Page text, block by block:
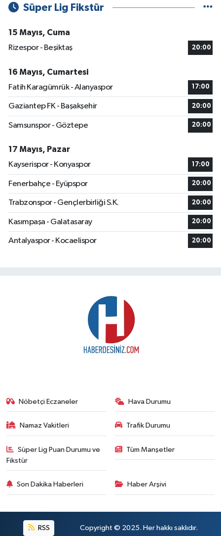
Süper Lig Fikstür
15 Mayıs, Cuma
Rizespor - Beşiktaş
20:00
16 Mayıs, Cumartesi
Fatih Karagümrük - Alanyaspor
17:00
Gaziantep FK - Başakşehir 20:00
Samsunspor - Göztepe 20:00
17 Mayıs, Pazar
Kayserispor - Konyaspor
17:00
Fenerbahçe - Eyüpspor 20:00
Trabzonspor - Gençlerbirliği S.K. 20:00
Kasımpaşa - Galatasaray 20:00
Antalyaspor - Kocaelispor 20:00
Nöbetçi Eczaneler Hava Durumu
Namaz Vakitleri Trafik Durumu
Süper Lig Puan Durumu ve
Fikstür
Tüm Manşetler
Son Dakika Haberleri Haber Arşivi
RSS Copyright © 2025. Her hakkı saklıdır.